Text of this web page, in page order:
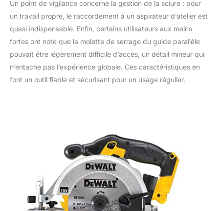
Un point de vigilance concerne la gestion de la sciure : pour
un travail propre, le raccordement à un aspirateur d’atelier est
quasi indispensable. Enfin, certains utilisateurs aux mains
fortes ont noté que la molette de serrage du guide parallèle
pouvait être légèrement difficile d’accès, un détail mineur qui
n’entache pas l’expérience globale. Ces caractéristiques en
font un outil fiable et sécurisant pour un usage régulier.